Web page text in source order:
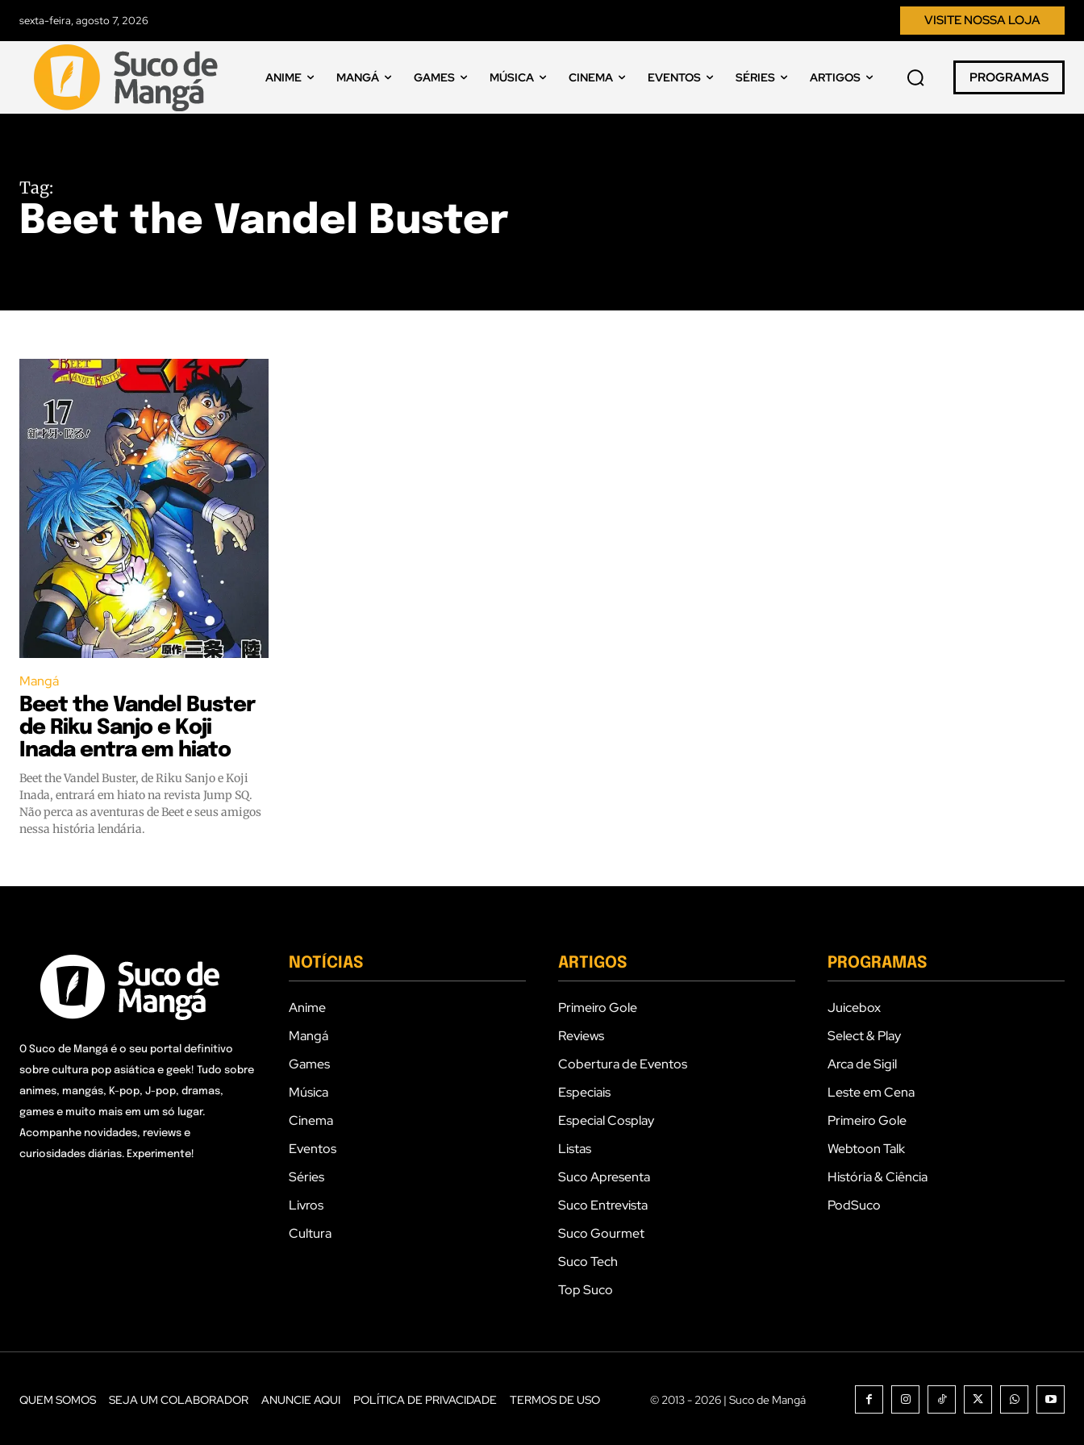
sexta-feira, agosto 7, 2026 VISITE NOSSA LOJA
ANIME MANGÁ GAMES MÚSICA CINEMA EVENTOS SÉRIES ARTIGOS PROGRAMAS
Tag:
Beet the Vandel Buster
Mangá
Beet the Vandel Buster
de Riku Sanjo e Koji
Inada entra em hiato
Beet the Vandel Buster, de Riku Sanjo e Koji
Inada, entrará em hiato na revista Jump SQ.
Não perca as aventuras de Beet e seus amigos
nessa história lendária.
O Suco de Mangá é o seu portal definitivo
sobre cultura pop asiática e geek! Tudo sobre
animes, mangás, K-pop, J-pop, dramas,
games e muito mais em um só lugar.
Acompanhe novidades, reviews e
curiosidades diárias. Experimente!
NOTÍCIAS
Anime
Mangá
Games
Música
Cinema
Eventos
Séries
Livros
Cultura
ARTIGOS
Primeiro Gole
Reviews
Cobertura de Eventos
Especiais
Especial Cosplay
Listas
Suco Apresenta
Suco Entrevista
Suco Gourmet
Suco Tech
Top Suco
PROGRAMAS
Juicebox
Select & Play
Arca de Sigil
Leste em Cena
Primeiro Gole
Webtoon Talk
História & Ciência
PodSuco
QUEM SOMOS SEJA UM COLABORADOR ANUNCIE AQUI POLÍTICA DE PRIVACIDADE TERMOS DE USO © 2013 - 2026 | Suco de Mangá